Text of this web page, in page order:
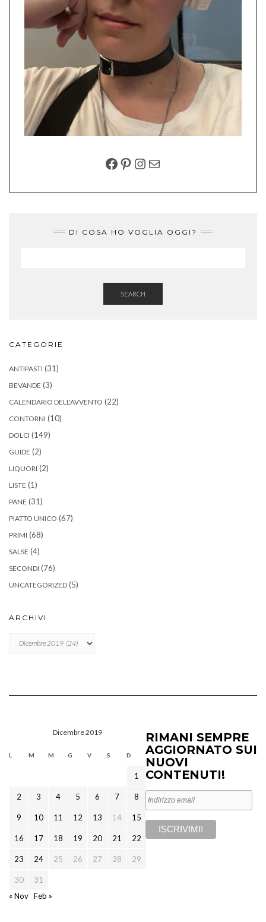
FACEBOOK
PINTEREST
INSTAGRAM
EMAIL
DI COSA HO VOGLIA OGGI?
SEARCH
CATEGORIE
ANTIPASTI (31)
BEVANDE (3)
CALENDARIO DELL'AVVENTO (22)
CONTORNI (10)
DOLCI (149)
GUIDE (2)
LIQUORI (2)
LISTE (1)
PANE (31)
PIATTO UNICO (67)
PRIMI (68)
SALSE (4)
SECONDI (76)
UNCATEGORIZED (5)
ARCHIVI
Dicembre 2019
L M M G V S D
1
2 3 4 5 6 7 8
9 10 11 12 13 14 15
16 17 18 19 20 21 22
23 24 25 26 27 28 29
30
31
« Nov Feb »
RIMANI SEMPRE
AGGIORNATO SUI
NUOVI
CONTENUTI!